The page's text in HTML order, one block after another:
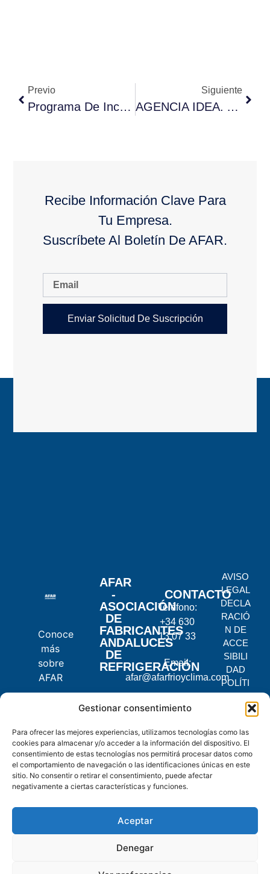
Gestionar consentimiento
Para ofrecer las mejores experiencias, utilizamos tecnologías como las
cookies para almacenar y/o acceder a la información del dispositivo. El
consentimiento de estas tecnologías nos permitirá procesar datos como
el comportamiento de navegación o las identificaciones únicas en este
sitio. No consentir o retirar el consentimiento, puede afectar
negativamente a ciertas características y funciones.
Aceptar
Denegar
Previo
Programa De Incentivos Para La Promoción De La Investigación Industrial, El Desarrollo Experimental Y La Innovación Empresarial En Andalucía
Siguiente
AGENCIA IDEA. AYUDAS Y FINANCIACIÓN
Recibe Información Clave Para
Tu Empresa.
Suscríbete Al Boletín De AFAR.
Enviar Solicitud De Suscripción
Conoce
más
sobre
AFAR
AFAR
-
ASOCIACIÓN
DE
FABRICANTES
ANDALUCES
DE
REFRIGERACIÓN
CONTACTO
Teléfono:
+34 630
13 07 33
Email:
afar@afarfrioyclima.com
C.
2, 14900
Lucena,
Córdoba
AVISO
LEGAL
DECLA
RACIÓ
N DE
ACCE
SIBILI
DAD
POLÍTI
CA DE
PRIVA
POLÍTI
CA DE
COOKI